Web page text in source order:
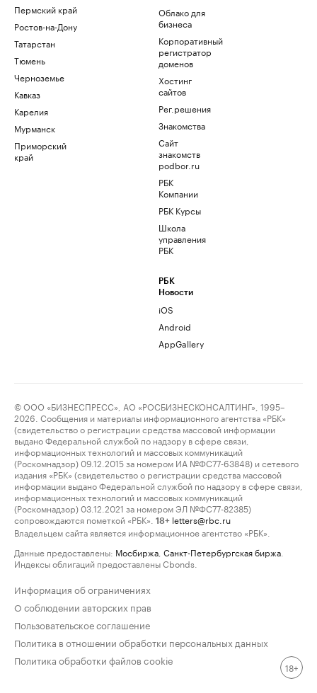
Пермский край
Ростов-на-Дону
Татарстан
Тюмень
Черноземье
Кавказ
Карелия
Мурманск
Приморский
край
Облако для
бизнеса
Корпоративный
регистратор
доменов
Хостинг
сайтов
Рег.решения
Знакомства
Сайт
знакомств
podbor.ru
РБК
Компании
РБК Курсы
Школа
управления
РБК
РБК
Новости
iOS
Android
AppGallery
© ООО «БИЗНЕСПРЕСС», АО «РОСБИЗНЕСКОНСАЛТИНГ», 1995–
2026. Сообщения и материалы информационного агентства «РБК»
(свидетельство о регистрации средства массовой информации
выдано Федеральной службой по надзору в сфере связи,
информационных технологий и массовых коммуникаций
(Роскомнадзор) 09.12.2015 за номером ИА №ФС77-63848) и сетевого
издания «РБК» (свидетельство о регистрации средства массовой
информации выдано Федеральной службой по надзору в сфере связи,
информационных технологий и массовых коммуникаций
(Роскомнадзор) 03.12.2021 за номером ЭЛ №ФС77-82385)
сопровождаются пометкой «РБК».
18+ letters@rbc.ru
Владельцем сайта является информационное агентство «РБК».
Данные предоставлены: Мосбиржа Санкт-Петербургская биржа
Индексы облигаций предоставлены Cbonds.
Информация об ограничениях
О соблюдении авторских прав
Пользовательское соглашение
Политика в отношении обработки персональных данных
Политика обработки файлов cookie
18+